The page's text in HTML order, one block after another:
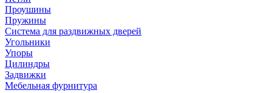
Проушины
Пружины
Система для раздвижных дверей
Угольники
Упоры
Цилиндры
Задвижки
Мебельная фурнитура